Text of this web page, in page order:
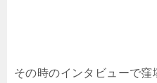
その時のインタビューで窪